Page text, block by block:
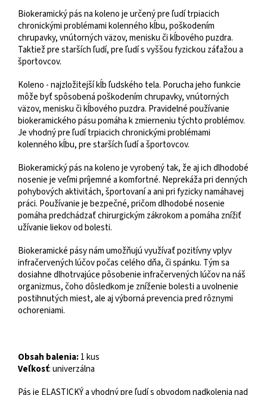
Biokeramický pás na koleno je určený pre ľudí trpiacich
chronickými problémami kolenného kĺbu, poškodením
chrupavky, vnútorných väzov, menisku či kĺbového puzdra.
Taktiež pre starších ľudí, pre ľudí s vyššou fyzickou záťažou a
športovcov.
Koleno - najzložitejší kĺb ľudského tela. Porucha jeho funkcie
môže byť spôsobená poškodením chrupavky, vnútorných
väzov, menisku či kĺbového puzdra. Pravidelné používanie
biokeramického pásu pomáha k zmierneniu týchto problémov.
Je vhodný pre ľudí trpiacich chronickými problémami
kolenného kĺbu, pre starších ľudí a športovcov.
Biokeramický pás na koleno je vyrobený tak, že aj ich dlhodobé
nosenie je veľmi príjemné a komfortné. Neprekáža pri denných
pohybových aktivitách, športovaní a ani pri fyzicky namáhavej
práci. Používanie je bezpečné, pričom dlhodobé nosenie
pomáha predchádzať chirurgickým zákrokom a pomáha znížiť
užívanie liekov od bolesti.
Biokeramické pásy nám umožňujú využívať pozitívny vplyv
infračervených lúčov počas celého dňa, či spánku. Tým sa
dosiahne dlhotrvajúce pôsobenie infračervených lúčov na náš
organizmus, čoho dôsledkom je zníženie bolesti a uvolnenie
postihnutých miest, ale aj výborná prevencia pred rôznymi
ochoreniami.
Obsah balenia:1 kus
Veľkosť: univerzálna
Pás je ELASTICKÝ a vhodný pre ľudí s obvodom nadkolenia nad